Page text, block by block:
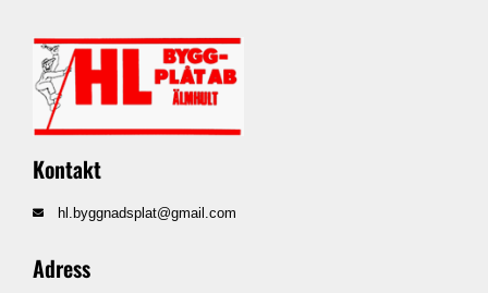
Kontakt
hl.byggnadsplat@gmail.com
Adress